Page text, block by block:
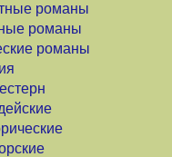
романы
романы
романы